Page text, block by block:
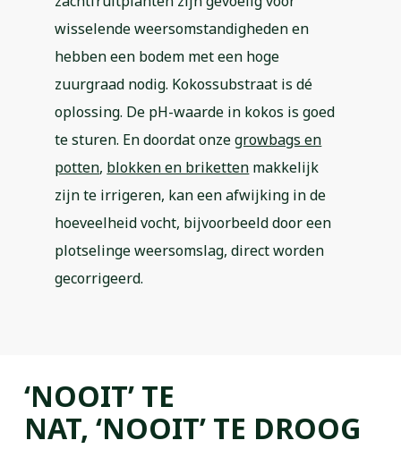
wisselende weersomstandigheden en
hebben een bodem met een hoge
zuurgraad nodig. Kokossubstraat is dé
oplossing. De pH-waarde in kokos is goed
te sturen. En doordat onzegrowbags en
potten, blokken en briketten makkelijk
zijn te irrigeren, kan een afwijking in de
hoeveelheid vocht, bijvoorbeeld door een
plotselinge weersomslag, direct worden
gecorrigeerd.
‘NOOIT’ TE
NAT, ‘NOOIT’ TE DROOG